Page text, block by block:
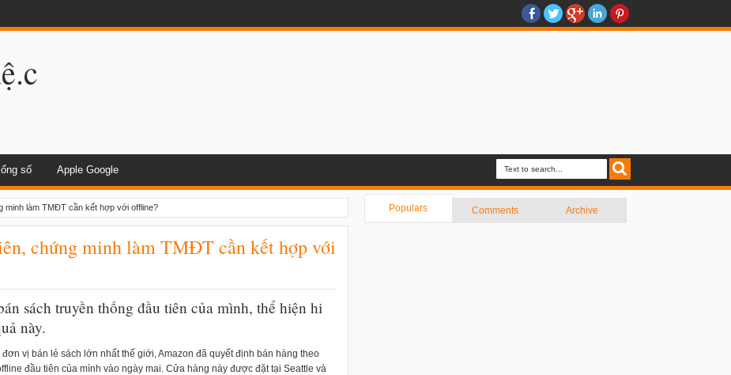
ứng dụng khi lái xe
số Apple Google
Populars Comments Archive
minh làm TMĐT cần kết hợp với offline?
chứng minh làm TMĐT cần kết hợp với
sách truyền thống đầu tiên của mình, thể hiện hi
này.
vị bán lẻ sách lớn nhất thế giới, Amazon đã quyết định bán hàng theo
đầu tiên của mình vào ngày mai. Cửa hàng này được đặt tại Seattle và